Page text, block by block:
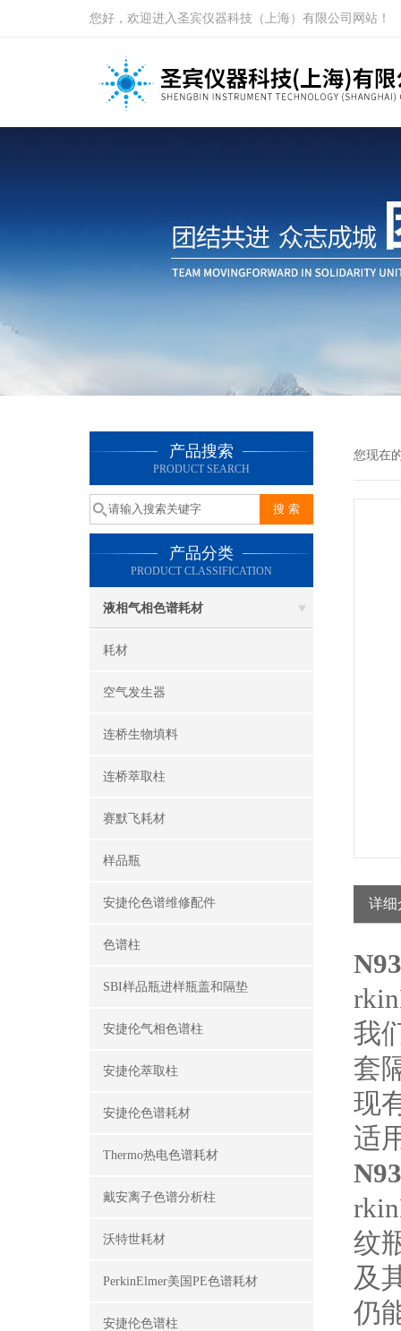
您好，欢迎进入圣宾仪器科技（上海）有限公司网站！
产品搜索
PRODUCT SEARCH
产品分类
PRODUCT CLASSIFICATION
液相气相色谱耗材
耗材
空气发生器
连桥生物填料
连桥萃取柱
赛默飞耗材
样品瓶
安捷伦色谱维修配件
色谱柱
SBI样品瓶进样瓶盖和隔垫
安捷伦气相色谱柱
安捷伦萃取柱
安捷伦色谱耗材
Thermo热电色谱耗材
戴安离子色谱分析柱
沃特世耗材
PerkinElmer美国PE色谱耗材
安捷伦色谱柱
您现在
详细
我
套
现
适
纹
及
仍